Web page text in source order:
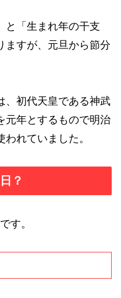
と「生まれ年の干支
ますが、元旦から節分
、初代天皇である神武
元年とするもので明治
れていました。
？
です。